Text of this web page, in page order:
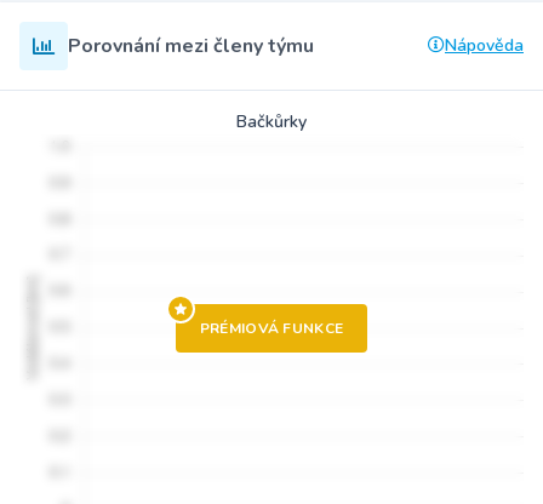
Porovnání mezi členy týmu Nápověda
Bačkůrky
PRÉMIOVÁ FUNKCE